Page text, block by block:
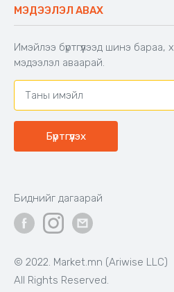
Аяны түшлэгтэй сандал
Буцаалтын журам
Захиалга шалгах
Хамтран ажиллах
Холбоо барих
МЭДЭЭЛЭЛ АВАХ
Имэйлээ бүртгүүлээд шинэ
мэдээлэл аваарай.
Бүртгүүлэх
© 2022. Market.mn (Ariwise LLC)
All Rights Reserved.
Биднийг дагаарай